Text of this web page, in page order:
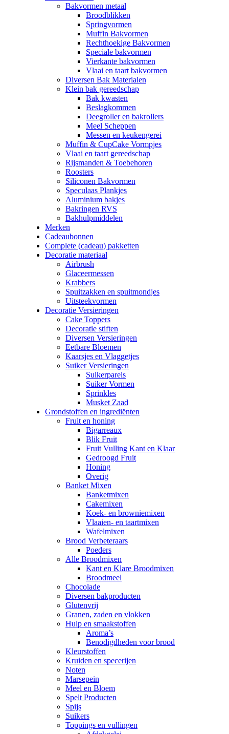
Bakvormen metaal
Broodblikken
Springvormen
Muffin Bakvormen
Rechthoekige Bakvormen
Speciale bakvormen
Vierkante bakvormen
Vlaai en taart bakvormen
Diversen Bak Materialen
Klein bak gereedschap
Bak kwasten
Beslagkommen
Deegroller en bakrollers
Meel Scheppen
Messen en keukengerei
Muffin & CupCake Vormpjes
Vlaai en taart gereedschap
Rijsmanden & Toebehoren
Roosters
Siliconen Bakvormen
Speculaas Plankjes
Aluminium bakjes
Bakringen RVS
Bakhulpmiddelen
Merken
Cadeaubonnen
Complete (cadeau) pakketten
Decoratie materiaal
Airbrush
Glaceermessen
Krabbers
Spuitzakken en spuitmondjes
Uitsteekvormen
Decoratie Versieringen
Cake Toppers
Decoratie stiften
Diversen Versieringen
Eetbare Bloemen
Kaarsjes en Vlaggetjes
Suiker Versieringen
Suikerparels
Suiker Vormen
Sprinkles
Musket Zaad
Grondstoffen en ingrediënten
Fruit en honing
Bigarreaux
Blik Fruit
Fruit Vulling Kant en Klaar
Gedroogd Fruit
Honing
Overig
Banket Mixen
Banketmixen
Cakemixen
Koek- en browniemixen
Vlaaien- en taartmixen
Wafelmixen
Brood Verbeteraars
Poeders
Alle Broodmixen
Kant en Klare Broodmixen
Broodmeel
Chocolade
Diversen bakproducten
Glutenvrij
Granen, zaden en vlokken
Hulp en smaakstoffen
Aroma’s
Benodigdheden voor brood
Kleurstoffen
Kruiden en specerijen
Noten
Marsepein
Meel en Bloem
Spelt Producten
Spijs
Suikers
Toppings en vullingen